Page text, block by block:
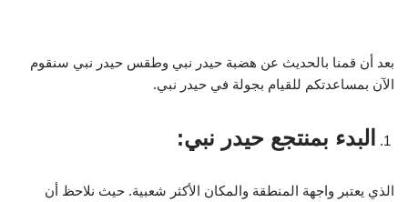
بعد أن قمنا بالحديث عن هضبة حيدر نبي وطقس حيدر نبي سنقوم
الآن بمساعدتكم للقيام بجولة في حيدر نبي.
البدء بمنتجع حيدر نبي:
الذي يعتبر واجهة المنطقة والمكان الأكثر شعبية. حيث نلاحظ أن